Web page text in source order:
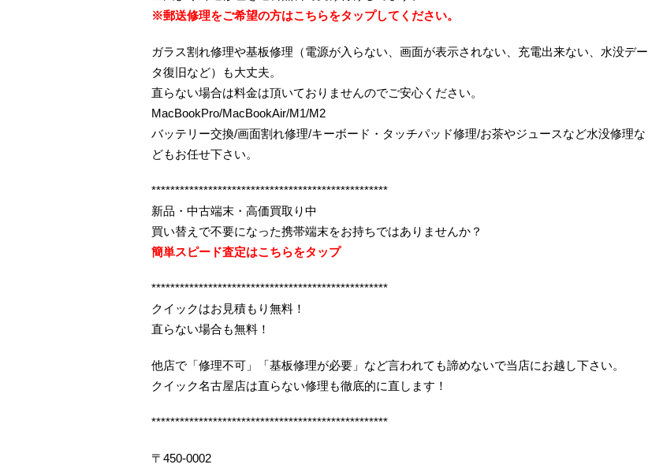
※郵送修理をご希望の方はこちらをタップしてください。
ガラス割れ修理や基板修理（電源が入らない、画面が表示されない、充電出来ない、水没デー
タ復旧など）も大丈夫。
直らない場合は料金は頂いておりませんのでご安心ください。
MacBookPro/MacBookAir/M1/M2
バッテリー交換/画面割れ修理/キーボード・タッチパッド修理/お茶やジュースなど水没修理な
どもお任せ下さい。
**************************************************
新品・中古端末・高価買取り中
買い替えで不要になった携帯端末をお持ちではありませんか？
簡単スピード査定はこちらをタップ
**************************************************
クイックはお見積もり無料！
直らない場合も無料！
他店で「修理不可」「基板修理が必要」など言われても諦めないで当店にお越し下さい。
クイック名古屋店は直らない修理も徹底的に直します！
**************************************************
〒450-0002